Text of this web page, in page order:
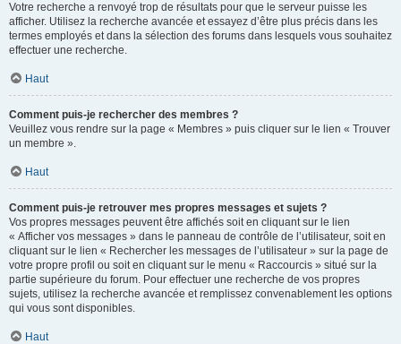
Votre recherche a renvoyé trop de résultats pour que le serveur puisse les
afficher. Utilisez la recherche avancée et essayez d’être plus précis dans les
termes employés et dans la sélection des forums dans lesquels vous souhaitez
effectuer une recherche.
Haut
Comment puis-je rechercher des membres ?
Veuillez vous rendre sur la page « Membres » puis cliquer sur le lien « Trouver
un membre ».
Haut
Comment puis-je retrouver mes propres messages et sujets ?
Vos propres messages peuvent être affichés soit en cliquant sur le lien
« Afficher vos messages » dans le panneau de contrôle de l’utilisateur, soit en
cliquant sur le lien « Rechercher les messages de l’utilisateur » sur la page de
votre propre profil ou soit en cliquant sur le menu « Raccourcis » situé sur la
partie supérieure du forum. Pour effectuer une recherche de vos propres
sujets, utilisez la recherche avancée et remplissez convenablement les options
qui vous sont disponibles.
Haut